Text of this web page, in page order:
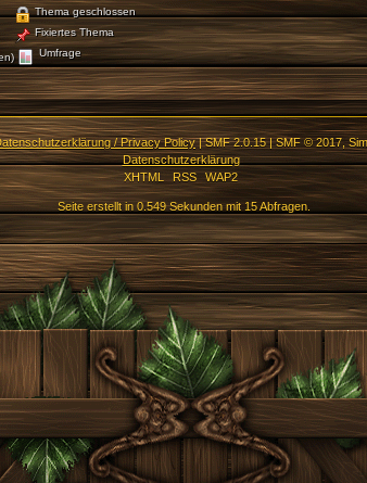
Thema geschlossen
Fixiertes Thema
Umfrage
/ Privacy Policy|SMF 2.0.15|SMF © 2017,
Datenschutzerklärung
XHTML
RSS WAP2
Seite erstellt in 0.549 Sekunden mit 15 Abfragen.